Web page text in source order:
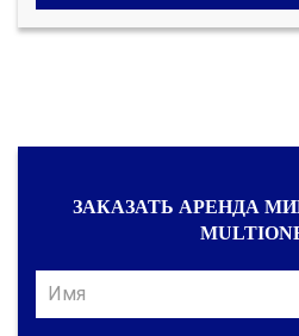
ЗАКАЗАТЬ АРЕНДА